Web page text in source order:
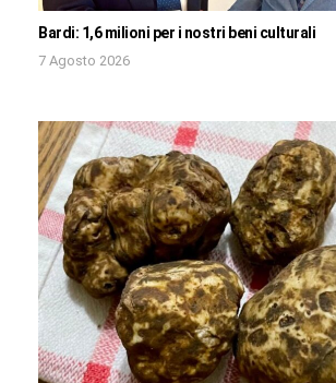
Bardi: 1,6 milioni per i nostri beni culturali
7 Agosto 2026